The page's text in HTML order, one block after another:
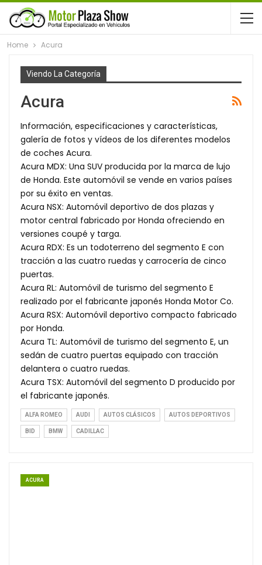
Home Acura
Viendo La Categoría
Acura
Información, especificaciones y características,
galería de fotos y vídeos de los diferentes modelos
de coches Acura.
Acura MDX: Una SUV producida por la marca de lujo
de Honda. Este automóvil se vende en varios países
por su éxito en ventas.
Acura NSX: Automóvil deportivo de dos plazas y
motor central fabricado por Honda ofreciendo en
versiones coupé y targa.
Acura RDX: Es un todoterreno del segmento E con
tracción a las cuatro ruedas y carrocería de cinco
puertas.
Acura RL: Automóvil de turismo del segmento E
realizado por el fabricante japonés Honda Motor Co.
Acura RSX: Automóvil deportivo compacto fabricado
por Honda.
Acura TL: Automóvil de turismo del segmento E, un
sedán de cuatro puertas equipado con tracción
delantera o cuatro ruedas.
Acura TSX: Automóvil del segmento D producido por
el fabricante japonés.
ALFA ROMEO AUDI AUTOS CLÁSICOS AUTOS DEPORTIVOS
BID BMW CADILLAC
ACURA